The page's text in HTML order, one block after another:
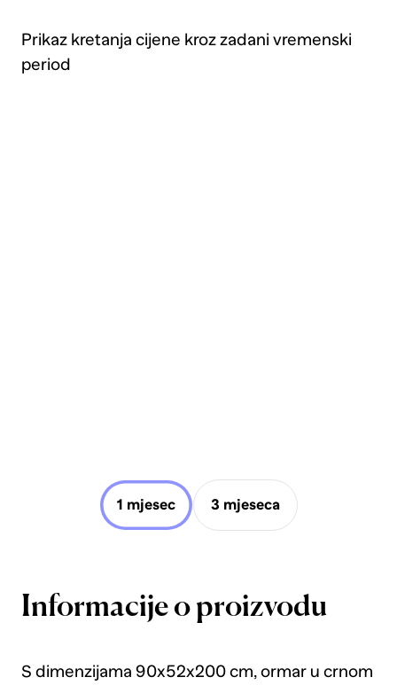
Prikaz kretanja cijene kroz zadani vremenski
period
1 mjesec 3 mjeseca
Informacije o proizvodu
S dimenzijama 90x52x200 cm, ormar u crnom